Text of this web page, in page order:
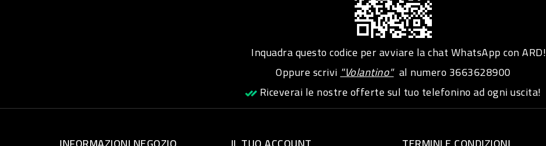
Inquadra questo codice per avviare la chat WhatsApp con ARD!
Oppure scrivi"Volantino"al numero3663628900
Riceverai le nostre offerte sul tuo telefonino ad ogni uscita!